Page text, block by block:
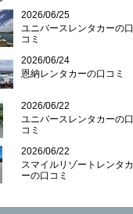
2026/06/25
ユニバースレンタカーの口
コミ
2026/06/24
恩納レンタカーの口コミ
2026/06/22
ユニバースレンタカーの口
コミ
2026/06/22
スマイルリゾートレンタカ
ーの口コミ